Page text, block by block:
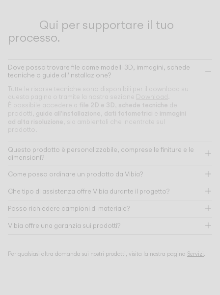
Qui per supportare il tuo
processo.
Dove posso trovare file come modelli 3D, immagini, schede
tecniche o guide all'installazione?
Tutte le risorse tecniche sono disponibili per il download su
questa pagina o tramite la nostra sezione Download
È possibile accedere a file 2D e 3D schede tecniche dei
prodotti, guide all'installazione dati fotometrici e immagini
ad alta risoluzione , sia ambientali che incentrate sul
prodotto.
Questo prodotto è personalizzabile, comprese le finiture e le
dimensioni?
Come posso ordinare un prodotto da Vibia?
Che tipo di assistenza offre Vibia durante il progetto?
Posso richiedere campioni di materiale?
Vibia offre una garanzia sui prodotti?
Per qualsiasi altra domanda sui nostri prodotti, visita la nostra pagina Servizi.